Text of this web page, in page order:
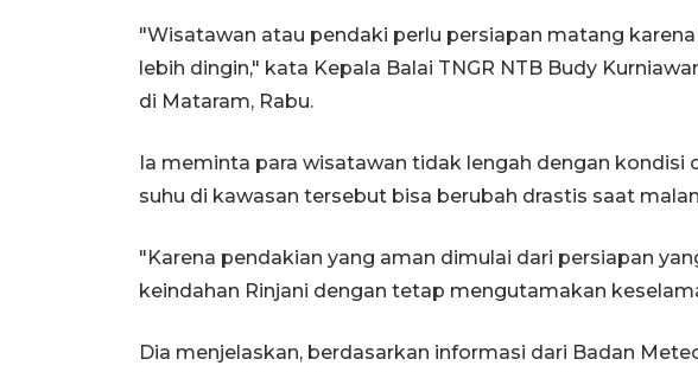
"Wisatawan atau pendaki perlu persiapan matang
lebih dingin," kata Kepala Balai TNGR NTB Budy
di Mataram, Rabu.
Ia meminta para wisatawan tidak lengah dengan kondisi
suhu di kawasan tersebut bisa berubah drastis saat
"Karena pendakian yang aman dimulai dari persiapan
keindahan Rinjani dengan tetap mengutamakan
Dia menjelaskan, berdasarkan informasi dari Badan